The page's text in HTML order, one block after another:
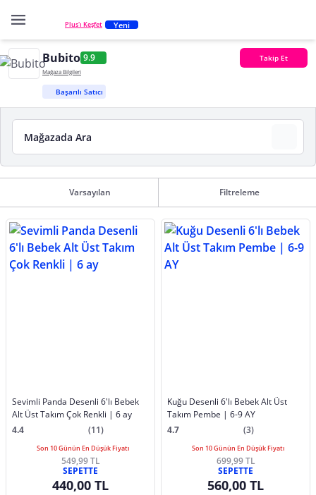
Plus'ı Keşfet Yeni
Bubito 9.9 Takip Et
Mağaza Bilgileri
Başarılı Satıcı
Varsayılan Filtreleme
Sevimli Panda Desenli 6'lı Bebek
Alt Üst Takım Çok Renkli | 6 ay
4.4
(11)
Son 10 Günün En Düşük Fiyatı
549,99 TL
SEPETTE
440,00 TL
Kuğu Desenli 6'lı Bebek Alt Üst
Takım Pembe | 6-9 AY
4.7
(3)
Son 10 Günün En Düşük Fiyatı
699,99 TL
SEPETTE
560,00 TL